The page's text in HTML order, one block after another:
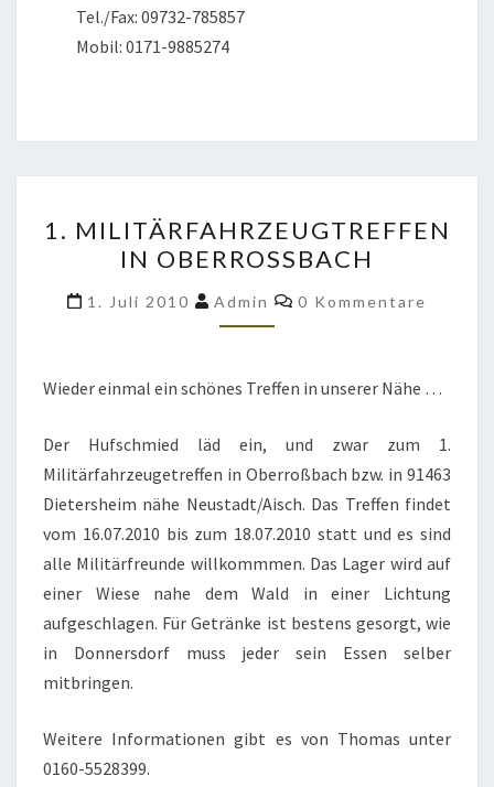
Tel./Fax: 09732-785857
Mobil: 0171-9885274
IN
OBERROSSBACH
1. MILITÄRFAHRZEUGTREFFEN
IN OBERROSSBACH
1. Juli 2010 Admin Kommentare
0 Kommentare
Wieder einmal ein schönes Treffen in unserer Nähe …
Der Hufschmied läd ein, und zwar zum 1.
Militärfahrzeugetreffen in Oberroßbach bzw. in 91463
Dietersheim nähe Neustadt/Aisch. Das Treffen findet
vom 16.07.2010 bis zum 18.07.2010 statt und es sind
alle Militärfreunde willkommmen. Das Lager wird auf
einer Wiese nahe dem Wald in einer Lichtung
aufgeschlagen. Für Getränke ist bestens gesorgt, wie
in Donnersdorf muss jeder sein Essen selber
mitbringen.
Weitere Informationen gibt es von Thomas unter
0160-5528399.